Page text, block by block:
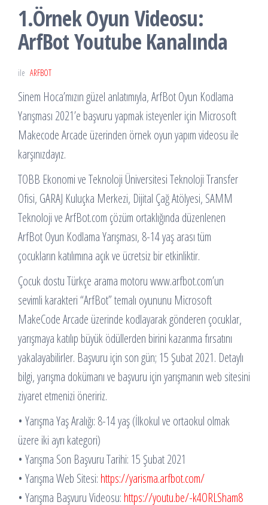
1.Örnek Oyun Videosu:
ArfBot Youtube Kanalında
ile ARFBOT
Sinem Hoca’mızın güzel anlatımıyla, ArfBot Oyun Kodlama
Yarışması 2021’e başvuru yapmak isteyenler için Microsoft
Makecode Arcade üzerinden örnek oyun yapım videosu ile
karşınızdayız.
TOBB Ekonomi ve Teknoloji Üniversitesi Teknoloji Transfer
Ofisi, GARAJ Kuluçka Merkezi, Dijital Çağ Atölyesi, SAMM
Teknoloji ve ArfBot.com çözüm ortaklığında düzenlenen
ArfBot Oyun Kodlama Yarışması, 8-14 yaş arası tüm
çocukların katılımına açık ve ücretsiz bir etkinliktir.
Çocuk dostu Türkçe arama motoru www.arfbot.com’un
sevimli karakteri “ArfBot” temalı oyununu Microsoft
MakeCode Arcade üzerinde kodlayarak gönderen çocuklar,
yarışmaya katılıp büyük ödüllerden birini kazanma fırsatını
yakalayabilirler. Başvuru için son gün; 15 Şubat 2021. Detaylı
bilgi, yarışma dokümanı ve başvuru için yarışmanın web sitesini
ziyaret etmenizi öneririz.
• Yarışma Yaş Aralığı: 8-14 yaş (İlkokul ve ortaokul olmak
üzere iki ayrı kategori)
• Yarışma Son Başvuru Tarihi: 15 Şubat 2021
• Yarışma Web Sitesi: https://yarisma.arfbot.com/
• Yarışma Başvuru Videosu: https://youtu.be/-k4ORLSham8